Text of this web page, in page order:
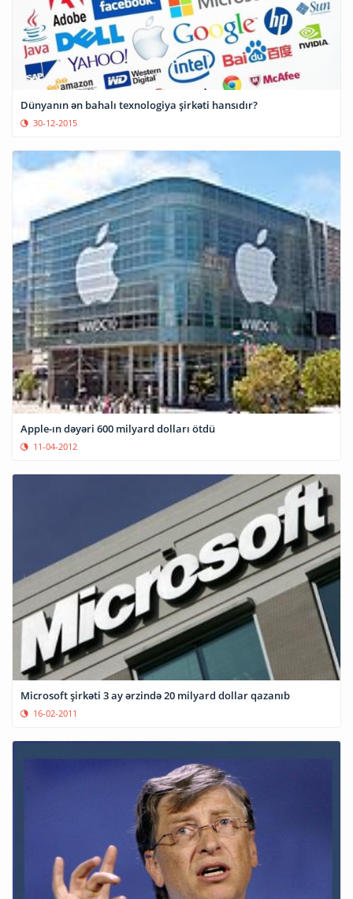
Dünyanın ən bahalı texnologiya şirkəti hansıdır?
30-12-2015
Apple-ın dəyəri 600 milyard dolları ötdü
11-04-2012
Microsoft şirkəti 3 ay ərzində 20 milyard dollar qazanıb
16-02-2011